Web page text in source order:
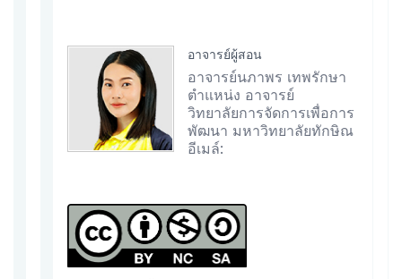
อาจารย์ผู้สอน
อาจารย์นภาพร เทพรักษา
ตำแหน่ง อาจารย์
วิทยาลัยการจัดการเพื่อการ
พัฒนา มหาวิทยาลัยทักษิณ
อีเมล์: